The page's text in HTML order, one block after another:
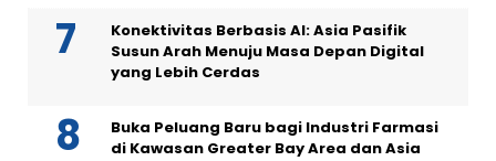
Konektivitas Berbasis AI: Asia Pasifik
Susun Arah Menuju Masa Depan Digital
yang Lebih Cerdas
Buka Peluang Baru bagi Industri Farmasi
di Kawasan Greater Bay Area dan Asia